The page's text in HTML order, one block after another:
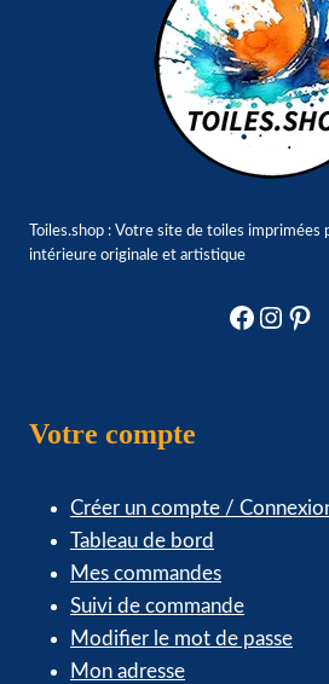
Toiles.shop : Votre site de toiles imprimées
intérieure originale et artistique
Votre compte
Créer un compte /
Tableau de bord
Mes commandes
Suivi de commande
Modifier le mot de passe
Mon adresse